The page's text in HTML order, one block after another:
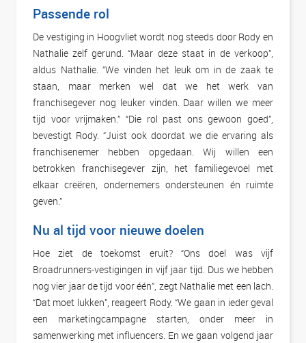
Passende rol
De vestiging in Hoogvliet wordt nog steeds door Rody en
Nathalie zelf gerund. “Maar deze staat in de verkoop”,
aldus Nathalie. “We vinden het leuk om in de zaak te
staan, maar merken wel dat we het werk van
franchisegever nog leuker vinden. Daar willen we meer
tijd voor vrijmaken.” “Die rol past ons gewoon goed”,
bevestigt Rody. “Juist ook doordat we die ervaring als
franchisenemer hebben opgedaan. Wij willen een
betrokken franchisegever zijn, het familiegevoel met
elkaar creëren, ondernemers ondersteunen én ruimte
geven.”
Nu al tijd voor nieuwe doelen
Hoe ziet de toekomst eruit? “Ons doel was vijf
Broadrunners-vestigingen in vijf jaar tijd. Dus we hebben
nog vier jaar de tijd voor één”, zegt Nathalie met een lach.
“Dat moet lukken”, reageert Rody. “We gaan in ieder geval
een marketingcampagne starten, onder meer in
samenwerking met influencers. En we gaan volgend jaar